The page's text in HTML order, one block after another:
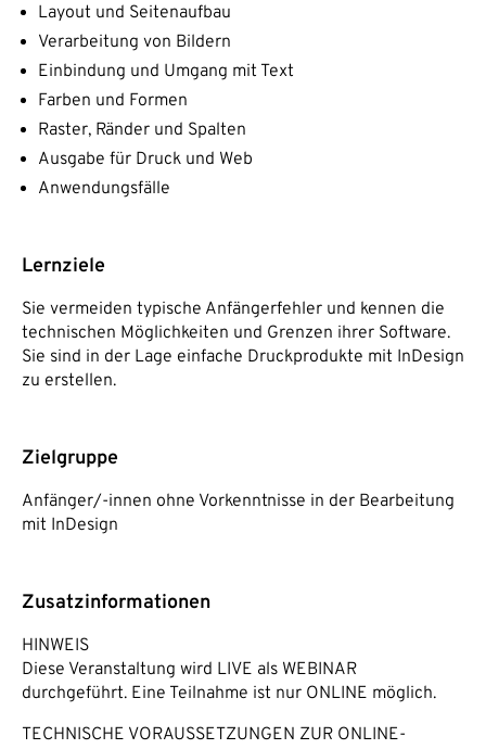
Layout und Seitenaufbau
Verarbeitung von Bildern
Einbindung und Umgang mit Text
Farben und Formen
Raster, Ränder und Spalten
Ausgabe für Druck und Web
Anwendungsfälle
Lernziele
Sie vermeiden typische Anfängerfehler und kennen die
technischen Möglichkeiten und Grenzen ihrer Software.
Sie sind in der Lage einfache Druckprodukte mit InDesign
zu erstellen.
Zielgruppe
Anfänger/-innen ohne Vorkenntnisse in der Bearbeitung
mit InDesign
Zusatzinformationen
HINWEIS
Diese Veranstaltung wird LIVE als WEBINAR
durchgeführt. Eine Teilnahme ist nur ONLINE möglich.
TECHNISCHE VORAUSSETZUNGEN ZUR ONLINE-